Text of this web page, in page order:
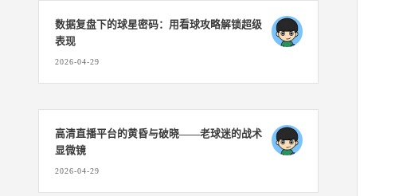
数据复盘下的球星密码：用看球攻略解锁超级
表现
2026-04-29
高清直播平台的黄昏与破晓——老球迷的战术
显微镜
2026-04-29